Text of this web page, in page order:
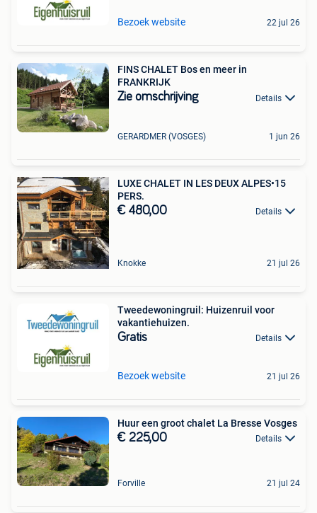
Bezoek website 22 jul 26
FINS CHALET Bos en meer in
FRANKRIJK
Zie omschrijving Details
GERARDMER (VOSGES) 1 jun 26
LUXE CHALET IN LES DEUX ALPES•15
PERS.
€ 480,00 Details
Knokke 21 jul 26
Tweedewoningruil: Huizenruil voor
vakantiehuizen.
Gratis Details
Bezoek website 21 jul 26
Huur een groot chalet La Bresse Vosges
€ 225,00 Details
Forville 21 jul 24